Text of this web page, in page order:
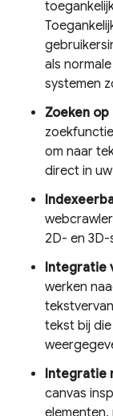
als
systemen
Zoeken op
om naar
direct in
2D- en
Integratie
werken
tekst bij
Integratie
canvas